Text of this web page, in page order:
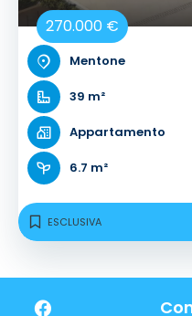
270.000 €
Mentone
39 m²
Appartamento
6.7 m²
ESCLUSIVA